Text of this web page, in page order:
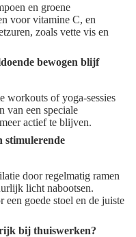
en groene
voor vitamine C, en
zoals vette vis en
bewogen blijf
workouts of yoga-sessies
van een speciale
actief te blijven.
stimulerende
door regelmatig ramen
licht nabootsen.
goede stoel en de juiste
bij thuiswerken?